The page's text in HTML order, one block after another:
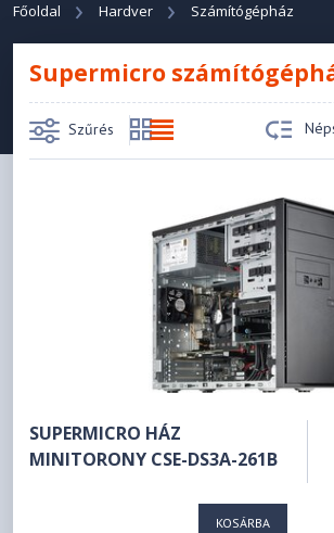
Főoldal Hardver Számítógépház
Supermicro
Szűrés
SUPERMICRO HÁZ
MINITORONY CSE-DS3A-261B
KOSÁRBA